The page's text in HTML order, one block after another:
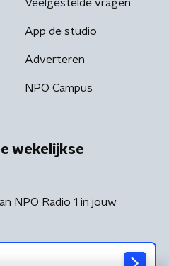
Veelgestelde vragen
App de studio
Adverteren
NPO Campus
wekelijkse
NPO Radio 1 in jouw